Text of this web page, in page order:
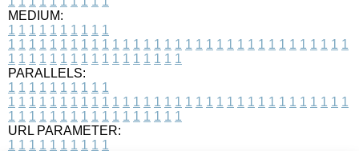
MEDIUM:
1 1 1 1 1 1 1 1 1 1
1 1 1 1 1 1 1 1 1 1 1 1 1 1 1 1 1 1 1 1 1 1 1 1 1 1 1 1 1 1 1 1 1
1 1 1 1 1 1 1 1 1 1 1 1 1 1 1 1 1
PARALLELS:
1 1 1 1 1 1 1 1 1 1
1 1 1 1 1 1 1 1 1 1 1 1 1 1 1 1 1 1 1 1 1 1 1 1 1 1 1 1 1 1 1 1 1
1 1 1 1 1 1 1 1 1 1 1 1 1 1 1 1 1
URL PARAMETER:
1 1 1 1 1 1 1 1 1 1